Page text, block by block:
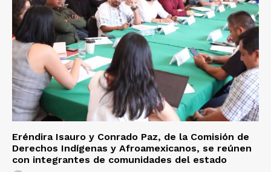
Eréndira Isauro y Conrado Paz, de la Comisión de
Derechos Indígenas y Afroamexicanos, se reúnen
con integrantes de comunidades del estado